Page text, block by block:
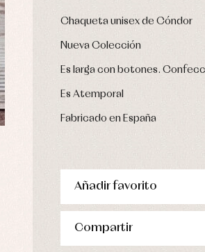
Chaqueta unisex de Cóndor
Nueva Colección
Es larga con botones.
Es Atemporal
Fabricado en España
Añadir favorito
Compartir
Puericultura